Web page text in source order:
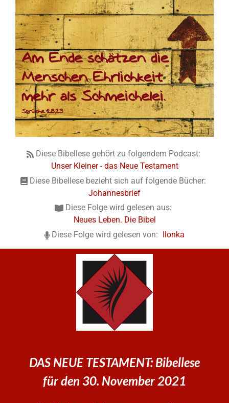
Diese Bibellese gehört zu folgendem Podcast:
Unser Kleiner - das Neue Testament
Diese Bibellese bezieht sich auf folgende Bücher:
Johannesbrief
Diese Folge wird gelesen aus:
Neues Leben. Die Bibel
Diese Folge wird gelesen von:
Ilonka
DAS NEUE TESTAMENT: Bibellese
für den 30. November 2021